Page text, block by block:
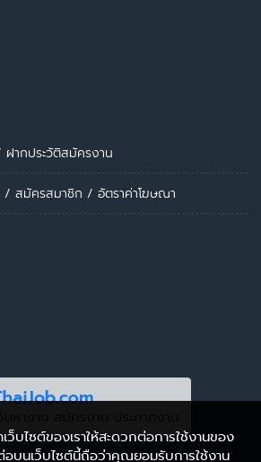
ฝากประวัติสมัครงาน
/ สมัครสมาชิก / อัตราค่าโฆษณา
บไซต์ของเราให้สะดวกต่อการใช้งานของ
บนเว็บไซต์นี้ถือว่าคุณยอมรับการใช้งาน